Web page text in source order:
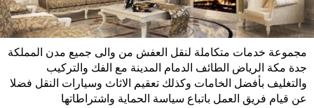
مجموعة خدمات متكاملة لنقل العفش من والى جميع مدن المملكة
جدة مكة الرياض الطائف الدمام المدينة مع الفك والتركيب
والتغليف بأفضل الخامات وكذلك تعقيم الاثاث وسيارات النقل فضلا
عن قيام فريق العمل باتباع سياسة الحماية واشتراطاتها